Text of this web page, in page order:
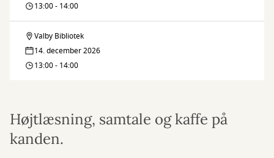
13:00 - 14:00
Fælleslæsning
Valby Bibliotek
14. december 2026
13:00 - 14:00
Højtlæsning, samtale og kaffe på
kanden.